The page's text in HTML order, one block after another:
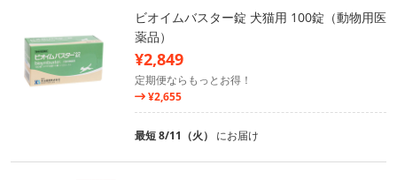
ビオイムバスター錠 犬猫用 100錠（動物用医
薬品）
¥2,849
定期便ならもっとお得！
¥2,655
最短 8/11（火） にお届け